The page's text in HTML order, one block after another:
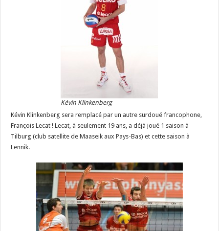
Kévin Klinkenberg
Kévin Klinkenberg sera remplacé par un autre surdoué francophone,
François Lecat ! Lecat, à seulement 19 ans, a déjà joué 1 saison à
Tilburg (club satellite de Maaseik aux Pays-Bas) et cette saison à
Lennik.